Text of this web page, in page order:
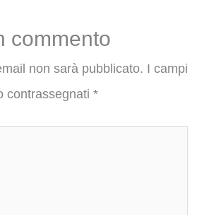
commento
non sarà pubblicato. I campi
contrassegnati *